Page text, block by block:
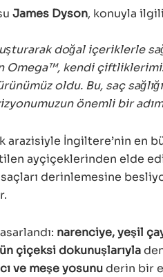
James Dyson, konuyla
doğal içeriklerle
Omega™, kendi
oldu. Bu, saç
önemli bir
İngiltere’nin en
ayçiçeklerinden elde
saçları derinlemesine
narenciye, yeşil
çiçeksi dokunuşlarıyla
ve meşe yosunuderin bir